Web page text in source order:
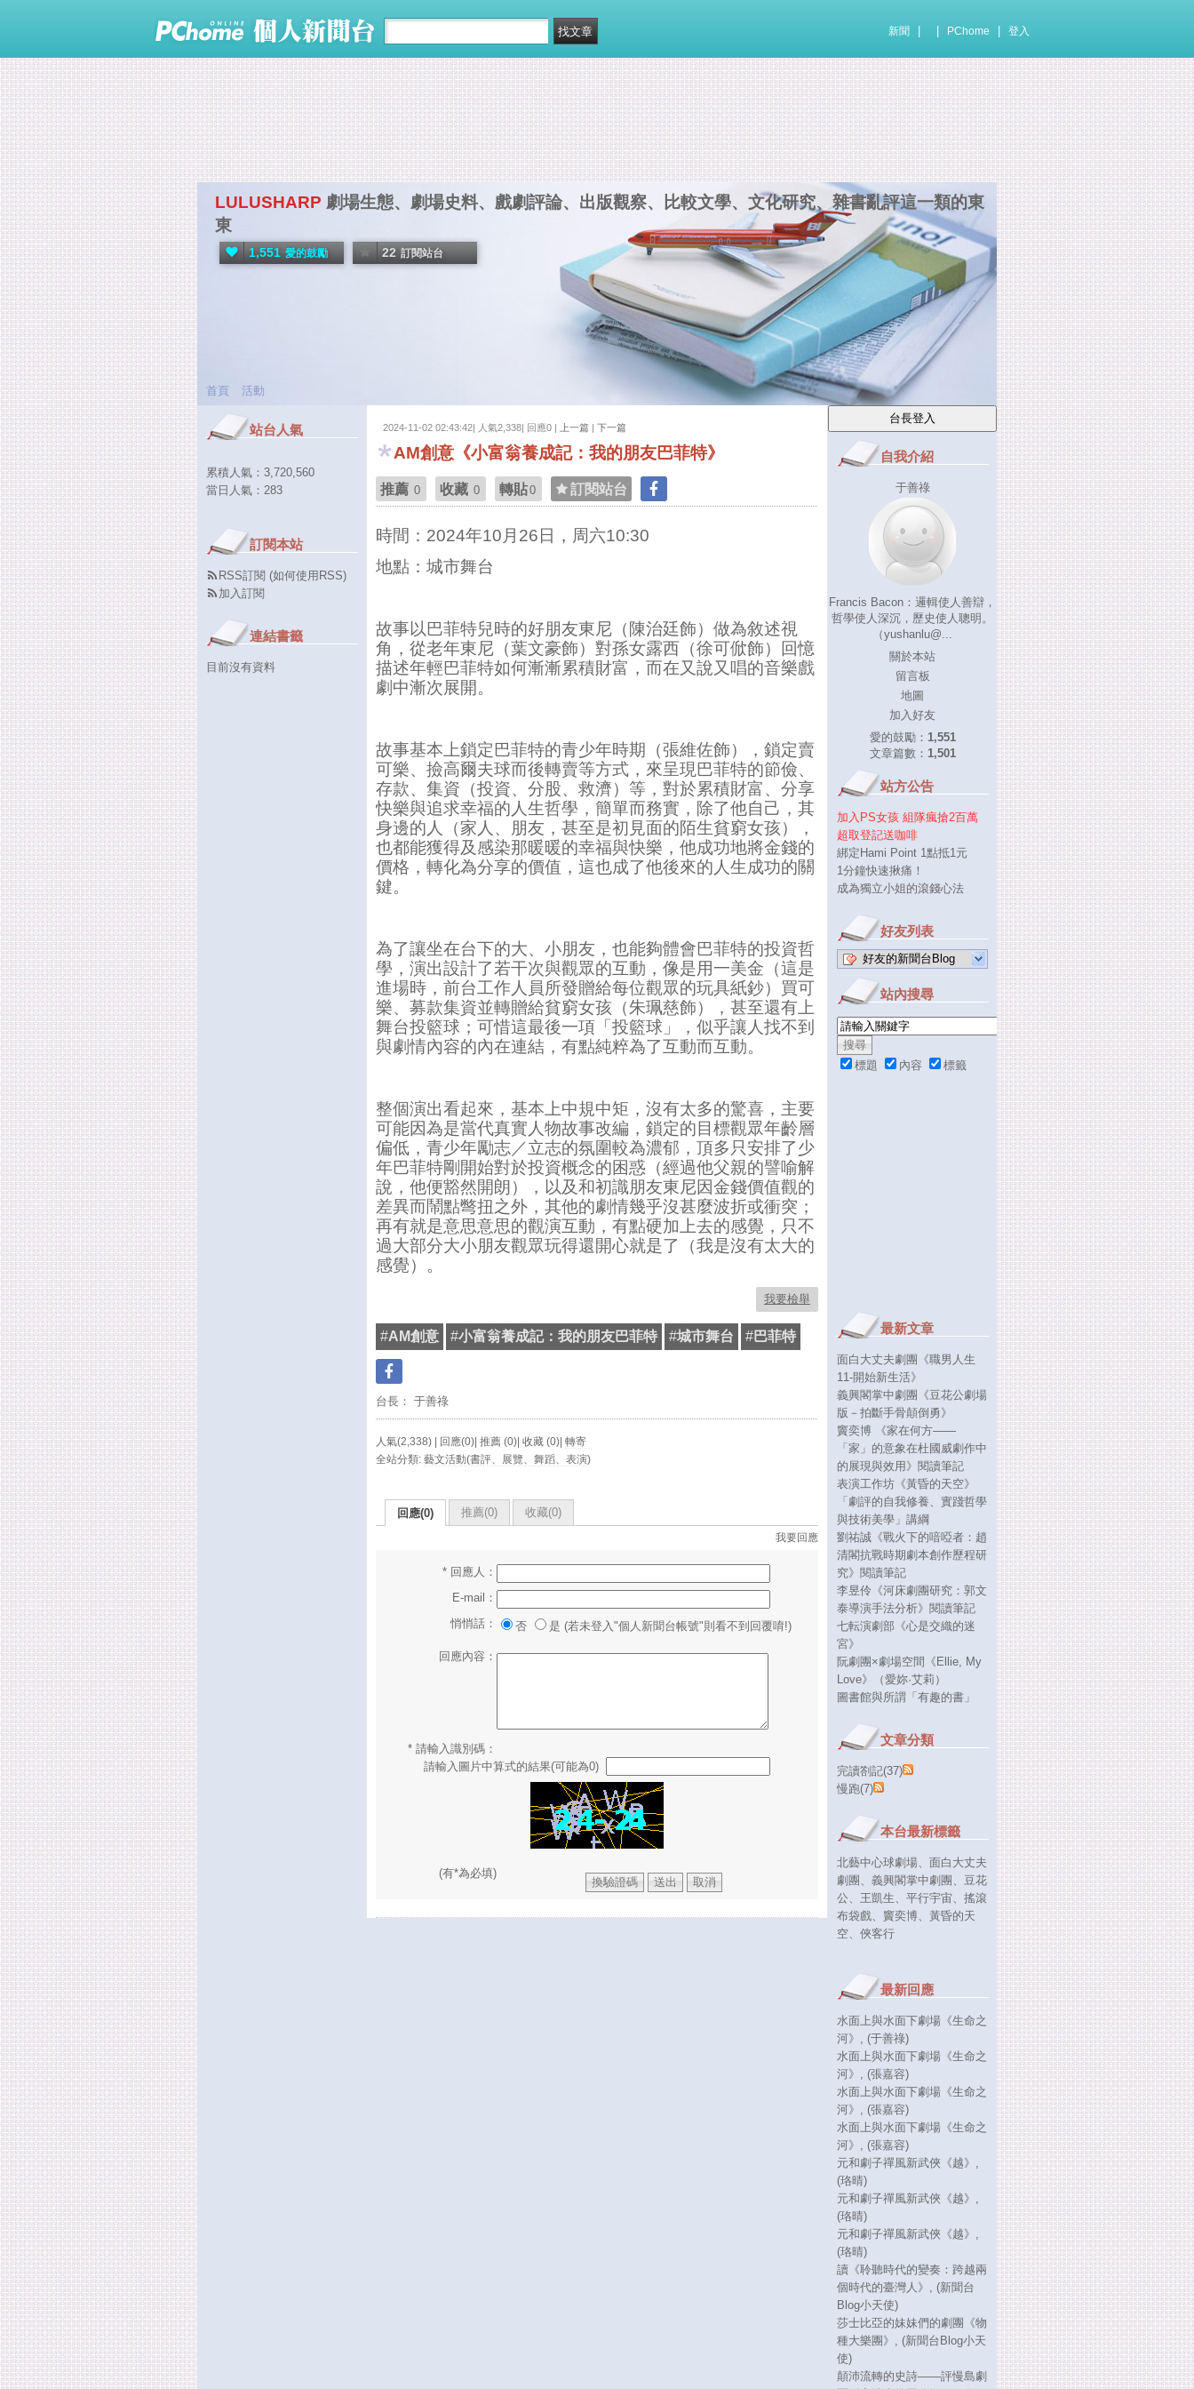
新聞 PChome 登入
LULUSHARP 劇場生態、劇場史料、戲劇評論、出版觀察、比較文學、文化研究、雜書亂評這一類的東
東
1,551 愛的鼓勵 22 訂閱站台
首頁 活動
2024-11-02 02:43:42| 人氣2,338| 回應0 | 上一篇 | 下一篇
AM創意《小富翁養成記：我的朋友巴菲特》
推薦 0 收藏 0 轉貼0 訂閱站台
時間： 2024年10 月 26 日，周六10:30
地點：城市舞台
故事以巴菲特兒時的好朋友東尼（陳治廷飾）做為敘述視
角，從老年東尼（葉文豪飾）對孫女露西（徐可俽飾）回憶
描述年輕巴菲特如何漸漸累積財富，而在又說又唱的音樂戲
劇中漸次展開。
故事基本上鎖定巴菲特的青少年時期（張維佐飾），鎖定賣
可樂、撿高爾夫球而後轉賣等方式，來呈現巴菲特的節儉、
存款、集資（投資、分股、救濟）等，對於累積財富、分享
快樂與追求幸福的人生哲學，簡單而務實，除了他自己，其
身邊的人（家人、朋友，甚至是初見面的陌生貧窮女孩），
也都能獲得及感染那暖暖的幸福與快樂，他成功地將金錢的
價格，轉化為分享的價值，這也成了他後來的人生成功的關
鍵。
為了讓坐在台下的大、小朋友，也能夠體會巴菲特的投資哲
學，演出設計了若干次與觀眾的互動，像是用一美金（這是
進場時，前台工作人員所發贈給每位觀眾的玩具紙鈔）買可
樂、募款集資並轉贈給貧窮女孩（朱珮慈飾），甚至還有上
舞台投籃球；可惜這最後一項「投籃球」，似乎讓人找不到
與劇情內容的內在連結，有點純粹為了互動而互動。
整個演出看起來，基本上中規中矩，沒有太多的驚喜，主要
可能因為是當代真實人物故事改編，鎖定的目標觀眾年齡層
偏低，青少年勵志／立志的氛圍較為濃郁，頂多只安排了少
年巴菲特剛開始對於投資概念的困惑（經過他父親的譬喻解
說，他便豁然開朗），以及和初識朋友東尼因金錢價值觀的
差異而鬧點彆扭之外，其他的劇情幾乎沒甚麼波折或衝突；
再有就是意思意思的觀演互動，有點硬加上去的感覺，只不
過大部分大小朋友觀眾玩得還開心就是了（我是沒有太大的
感覺）。
我要檢舉
#AM創意 #小富翁養成記：我的朋友巴菲特 #城市舞台 #巴菲特
台長： 于善祿
人氣(2,338) | 回應(0)| 推薦 (0)| 收藏 (0)| 轉寄
全站分類: 藝文活動(書評、展覽、舞蹈、表演)
回應(0) 推薦(0) 收藏(0)
我要回應
* 回應人：
E-mail：
悄悄話：
否 是 (若未登入"個人新聞台帳號"則看不到回覆唷!)
回應內容：
* 請輸入識別碼：
請輸入圖片中算式的結果(可能為0)
(有*為必填)
自我介紹
于善祿
Francis Bacon：邏輯使人善辯，
哲學使人深沉，歷史使人聰明。
（yushanlu@...
關於本站
留言板
地圖
加入好友
愛的鼓勵： 1,551
文章篇數： 1,501
站方公告
加入PS女孩 組隊瘋搶2百萬
超取登記送咖啡
綁定Hami Point 1點抵1元
1分鐘快速揪痛！
成為獨立小姐的滾錢心法
好友列表
好友的新聞台Blog
站內搜尋
標題 內容 標籤
最新文章
面白大丈夫劇團《職男人生
11-開始新生活》
義興閣掌中劇團《豆花公劇場
版－拍斷手骨顛倒勇》
竇奕博 《家在何方——
「家」的意象在杜國威劇作中
的展現與效用》閱讀筆記
表演工作坊《黃昏的天空》
「劇評的自我修養、實踐哲學
與技術美學」講綱
劉祐誠《戰火下的喑啞者：趙
清閣抗戰時期劇本創作歷程研
究》閱讀筆記
李昱伶《河床劇團研究：郭文
泰導演手法分析》閱讀筆記
七転演劇部《心是交織的迷
宮》
阮劇團×劇場空間《Ellie, My
Love》（愛妳·艾莉）
圖書館與所謂「有趣的書」
文章分類
完讀劄記(37)
慢跑(7)
本台最新標籤
北藝中心球劇場、 面白大丈夫
劇團 、 義興閣掌中劇團 、 豆花
公、 王凱生、 平行宇宙、 搖滾
布袋戲、 竇奕博、 黃昏的天
空、 俠客行
最新回應
水面上與水面下劇場《生命之
河》 , (于善祿)
水面上與水面下劇場《生命之
河》 , (張嘉容)
水面上與水面下劇場《生命之
河》 , (張嘉容)
水面上與水面下劇場《生命之
河》 , (張嘉容)
元和劇子禪風新武俠《越》 ,
(珞晴)
元和劇子禪風新武俠《越》 ,
(珞晴)
元和劇子禪風新武俠《越》 ,
(珞晴)
讀《聆聽時代的變奏：跨越兩
個時代的臺灣人》 , (新聞台
Blog小天使)
莎士比亞的妹妹們的劇團《物
種大樂團》 , (新聞台Blog小天
使)
顛沛流轉的史詩——評慢島劇
站台人氣
累積人氣： 3,720,560
當日人氣： 283
訂閱本站
RSS訂閱 (如何使用RSS)
加入訂閱
連結書籤
目前沒有資料